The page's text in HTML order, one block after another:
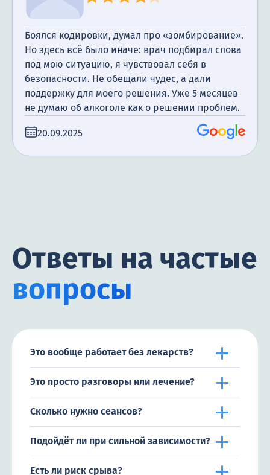
Боялся кодировки, думал про «зомбирование».
Но здесь всё было иначе: врач подбирал слова
под мою ситуацию, я чувствовал себя в
безопасности. Не обещали чудес, а дали
поддержку для моего решения. Уже 5 месяцев
не думаю об алкоголе как о решении проблем.
20.09.2025
Ответы на частые
вопросы
Это вообще работает без лекарств?
Это просто разговоры или лечение?
Сколько нужно сеансов?
Подойдёт ли при сильной зависимости?
Есть ли риск срыва?